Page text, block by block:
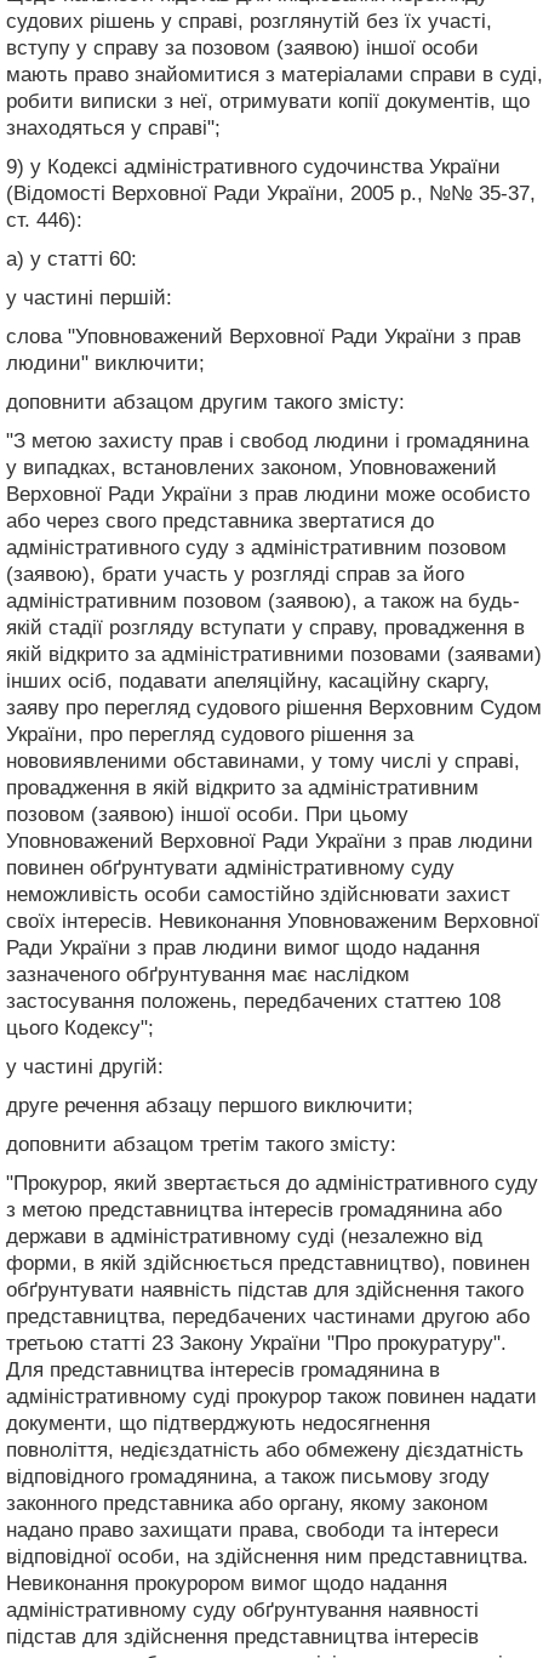
судових рішень у справі, розглянутій без їх участі,
вступу у справу за позовом (заявою) іншої особи
мають право знайомитися з матеріалами справи в суді,
робити виписки з неї, отримувати копії документів, що
знаходяться у справі";
9) у Кодексі адміністративного судочинства України
(Відомості Верховної Ради України, 2005 р., №№ 35-37,
ст. 446):
а) у статті 60:
у частині першій:
слова "Уповноважений Верховної Ради України з прав
людини" виключити;
доповнити абзацом другим такого змісту:
"З метою захисту прав і свобод людини і громадянина
у випадках, встановлених законом, Уповноважений
Верховної Ради України з прав людини може особисто
або через свого представника звертатися до
адміністративного суду з адміністративним позовом
(заявою), брати участь у розгляді справ за його
адміністративним позовом (заявою), а також на будь-
якій стадії розгляду вступати у справу, провадження в
якій відкрито за адміністративними позовами (заявами)
інших осіб, подавати апеляційну, касаційну скаргу,
заяву про перегляд судового рішення Верховним Судом
України, про перегляд судового рішення за
нововиявленими обставинами, у тому числі у справі,
провадження в якій відкрито за адміністративним
позовом (заявою) іншої особи. При цьому
Уповноважений Верховної Ради України з прав людини
повинен обґрунтувати адміністративному суду
неможливість особи самостійно здійснювати захист
своїх інтересів. Невиконання Уповноваженим Верховної
Ради України з прав людини вимог щодо надання
зазначеного обґрунтування має наслідком
застосування положень, передбачених статтею 108
цього Кодексу";
у частині другій:
друге речення абзацу першого виключити;
доповнити абзацом третім такого змісту:
"Прокурор, який звертається до адміністративного суду
з метою представництва інтересів громадянина або
держави в адміністративному суді (незалежно від
форми, в якій здійснюється представництво), повинен
обґрунтувати наявність підстав для здійснення такого
представництва, передбачених частинами другою або
третьою статті 23 Закону України "Про прокуратуру".
Для представництва інтересів громадянина в
адміністративному суді прокурор також повинен надати
документи, що підтверджують недосягнення
повноліття, недієздатність або обмежену дієздатність
відповідного громадянина, а також письмову згоду
законного представника або органу, якому законом
надано право захищати права, свободи та інтереси
відповідної особи, на здійснення ним представництва.
Невиконання прокурором вимог щодо надання
адміністративному суду обґрунтування наявності
підстав для здійснення представництва інтересів